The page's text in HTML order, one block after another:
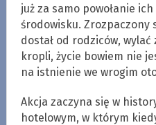
już za samo powołanie
środowisku. Zrozpaczony
dostał od rodziców,
kropli, życie bowiem nie
na istnienie we wrogim
Akcja zaczyna się w
hotelowym, w którym